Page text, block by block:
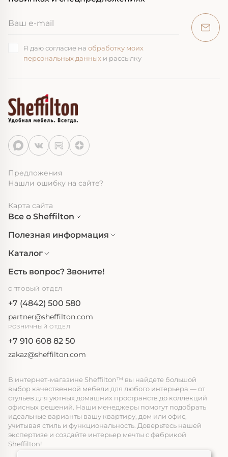
Я даю согласие на обработку моих
персональных данных и рассылку
Предложения
Нашли ошибку на сайте?
Карта сайта
Все о Sheffilton
Полезная информация
Каталог
Есть вопрос? Звоните!
ОПТОВЫЙ ОТДЕЛ
+7 (4842) 500 580
partner@sheffilton.com
РОЗНИЧНЫЙ ОТДЕЛ
+7 910 608 82 50
zakaz@sheffilton.com
В интернет-магазине Sheffilton™ вы найдете большой
выбор качественной мебели для любого интерьера — от
стульев для уютных домашних пространств до коллекций
офисных решений. Наши менеджеры помогут подобрать
идеальные варианты вашу квартиру, дом или офис,
учитывая стиль и функциональность. Доверьтесь нашей
экспертизе и создайте интерьер мечты с фабрикой
Sheffilton!